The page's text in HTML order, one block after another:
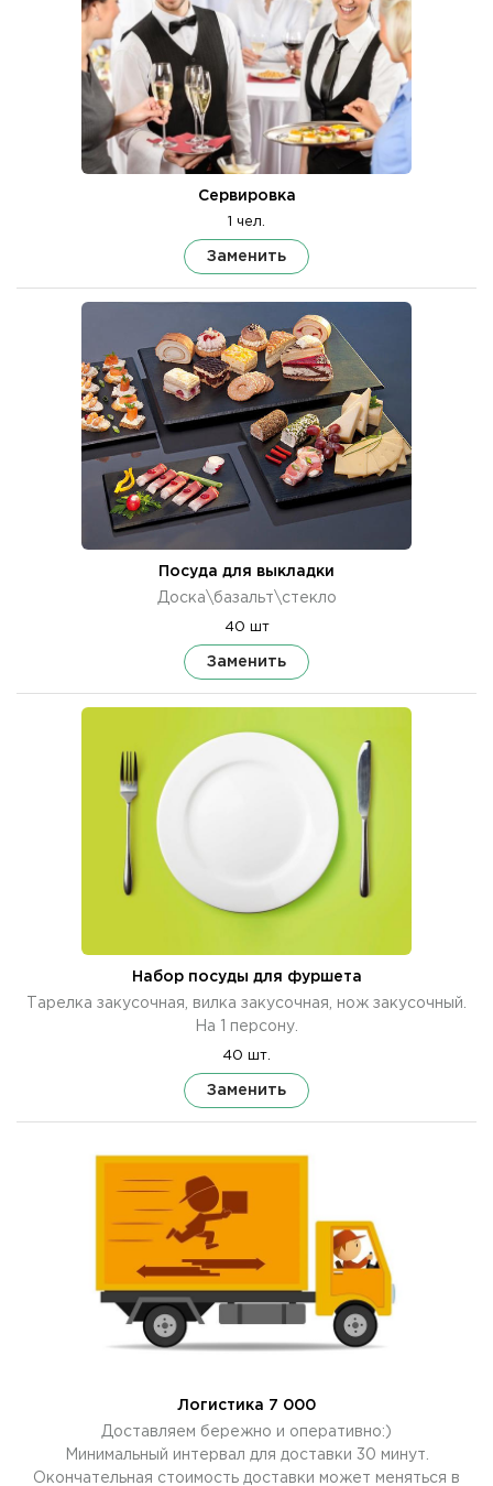
Сервировка
1 чел.
Заменить
Посуда для выкладки
Доска\базальт\стекло
40 шт
Заменить
Набор посуды для фуршета
Тарелка закусочная, вилка закусочная, нож закусочный.
На 1 персону.
40 шт.
Заменить
Логистика 7 000
Доставляем бережно и оперативно:)
Минимальный интервал для доставки 30 минут.
Окончательная стоимость доставки может меняться в